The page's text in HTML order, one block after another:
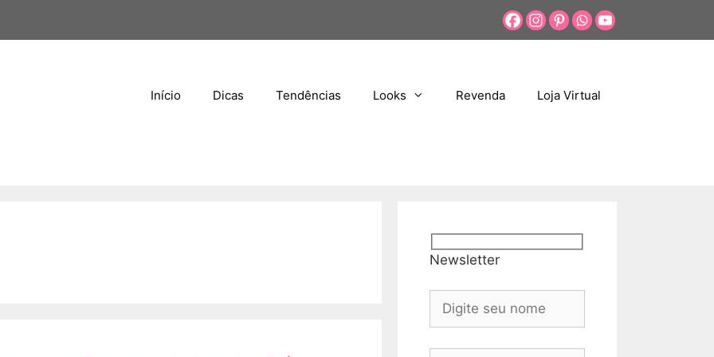
Início Dicas Tendências Looks Revenda Loja Virtual
Newsletter